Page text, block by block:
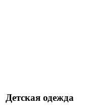
Детская одежда